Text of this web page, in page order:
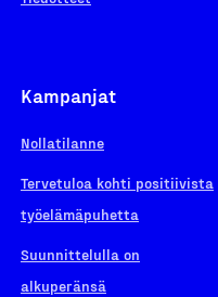
Kampanjat
Nollatilanne
Tervetuloa kohti positiivista
työelämäpuhetta
Suunnittelulla on
alkuperänsä